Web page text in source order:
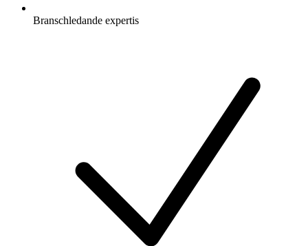
Branschledande expertis